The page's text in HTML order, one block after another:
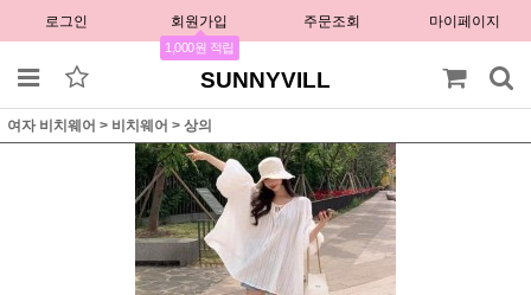
로그인 회원가입
1,000원 적립
주문조회 마이페이지
SUNNYVILL
여자 비치웨어 > 비치웨어 > 상의